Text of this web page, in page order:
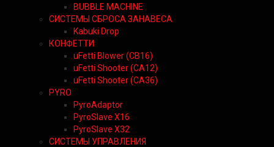
BUBBLE MACHINE
СИСТЕМЫ СБРОСА ЗАНАВЕСА
Kabuki Drop
КОНФЕТТИ
uFetti Blower (CB16)
uFetti Shooter (CA12)
uFetti Shooter (CA36)
PYRO
PyroAdaptor
PyroSlave X16
PyroSlave X32
СИСТЕМЫ УПРАВЛЕНИЯ